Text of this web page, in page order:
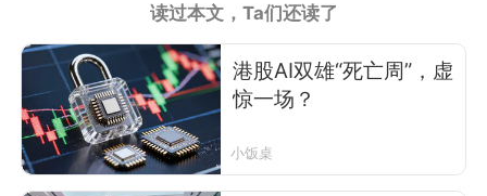
读过本文，Ta们还读了
港股AI双雄“死亡周”，虚
惊一场？
小饭桌